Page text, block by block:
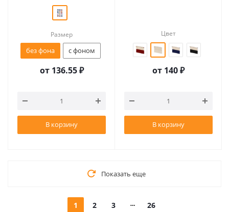
Размер
без фона с фоном
от 136.55 ₽
В корзину
Цвет
от 140 ₽
В корзину
Показать еще
1 2 3 26